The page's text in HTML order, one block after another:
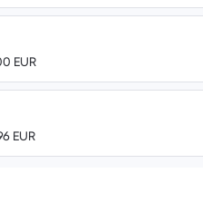
EUR
EUR